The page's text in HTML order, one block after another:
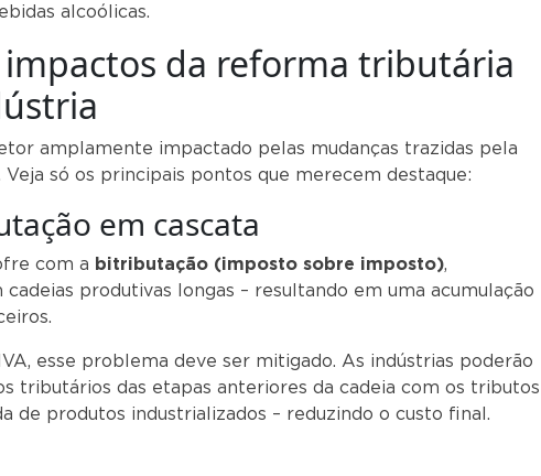
alcoólicas.
impactos da reforma tributária
amplamente impactado pelas mudanças trazidas pela
só os principais pontos que merecem destaque:
em cascata
com a bitributação (imposto sobre imposto),
produtivas longas – resultando em uma acumulação
esse problema deve ser mitigado. As indústrias poderão
tributários das etapas anteriores da cadeia com os tributos
de produtos industrializados – reduzindo o custo final.